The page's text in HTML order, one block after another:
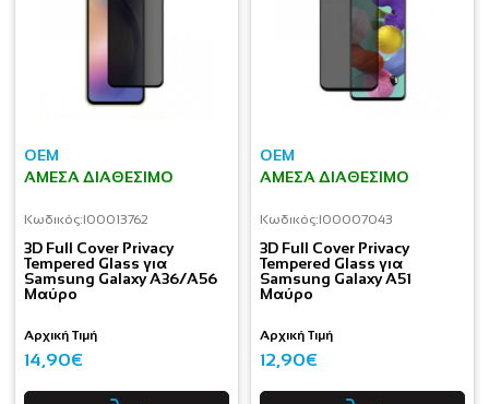
OEM
ΆΜΕΣΑ ΔΙΑΘΈΣΙΜΟ
Κωδικός:I00013762
3D Full Cover Privacy
Tempered Glass για
Samsung Galaxy A36/A56
Μαύρο
Αρχική Τιμή
14,90€
OEM
ΆΜΕΣΑ ΔΙΑΘΈΣΙΜΟ
Κωδικός:I00007043
3D Full Cover Privacy
Tempered Glass για
Samsung Galaxy A51
Μαύρο
Αρχική Τιμή
12,90€